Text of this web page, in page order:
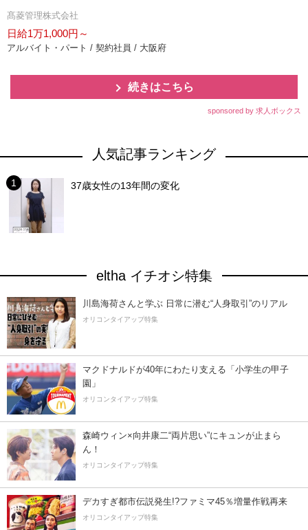
髙菱管理株式会社
日給1万1,000円～
アルバイト・パート / 契約社員 / 大阪府
続きはこちら
sponsored by 求人ボックス
人気記事ランキング
37歳女性の13年間の変化
eltha イチオシ特集
川島海荷さんと学ぶ 日常に潜む“人身取引”のリアル
オリコンタイアップ特集
マクドナルドが40年にわたり支える「小学生の甲子
園」
オリコンタイアップ特集
森崎ウィン×向井康二“両片思い”にキュンが止まら
ん！
オリコンタイアップ特集
デカすぎ都市伝説発生!?ファミマ45％増量作戦再来
オリコンタイアップ特集